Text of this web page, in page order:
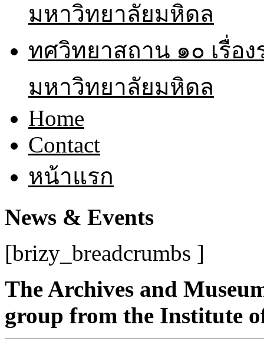
มหาวิทยาลัยมหิดล
ทศวิทยาสถาน ๑๐ เรื่อ
มหาวิทยาลัยมหิดล
Home
Contact
หน้าแรก
News & Events
[brizy_breadcrumbs ]
The Archives and
group from the Institute